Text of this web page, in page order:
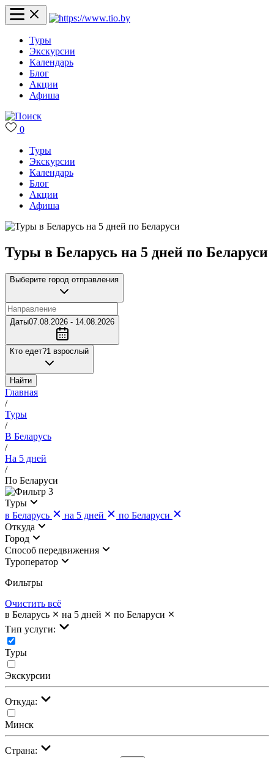
Туры
Экскурсии
Календарь
Блог
Акции
Афиша
0
Туры
Экскурсии
Календарь
Блог
Акции
Афиша
Туры в Беларусь на 5 дней по Беларуси
Выберите город отправления
Даты07.08.2026 - 14.08.2026
Кто едет?1 взрослый
Найти
Главная
/
Туры
/
В Беларусь
/
На 5 дней
/
По Беларуси
3
Туры
в Беларусь
на 5 дней
по Беларуси
Откуда
Город
Cпособ передвижения
Туроператор
Фильтры
Очистить всё
в Беларусь
на 5 дней
по Беларуси
Тип услуги:
Туры
Экскурсии
Откуда:
Минск
Страна: